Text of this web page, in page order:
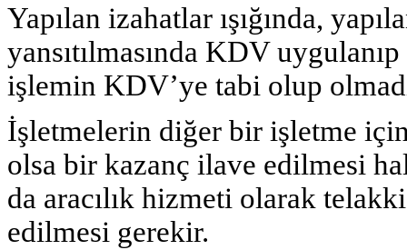
Yapılan izahatlar ışığında,
yansıtılmasında KDV
işlemin KDV’ye tabi olup
İşletmelerin diğer bir işletme
olsa bir kazanç ilave edilmesi
da aracılık hizmeti olarak
edilmesi gerekir.